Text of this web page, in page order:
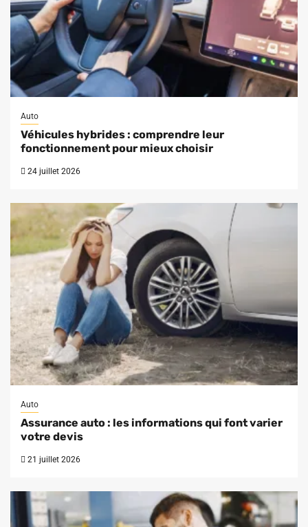
Auto
Véhicules hybrides : comprendre leur
fonctionnement pour mieux choisir
24 juillet 2026
Auto
Assurance auto : les informations qui font varier
votre devis
21 juillet 2026